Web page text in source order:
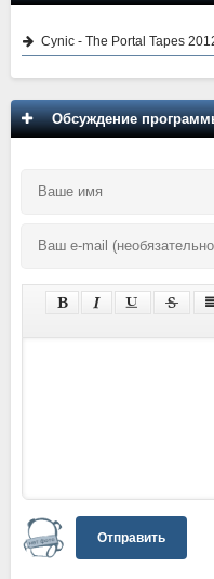
Cynic - The Portal Tapes
Обсуждение
Отправить